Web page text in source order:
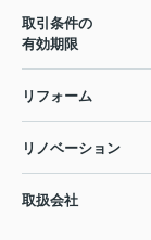
取引条件の
有効期限
リフォーム
リノベーション
取扱会社